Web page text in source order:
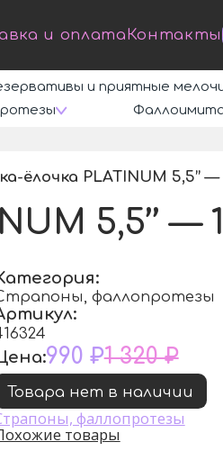
и оплата Контакты
и приятные
ёлочка PLATINUM 5,5’’ —
5,5’’ —
фаллопротезы
990 ₽1 320 ₽
Товара нет в наличии
фаллопротезы
товары